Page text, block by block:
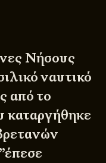
Νήσους
ναυτικό
από το
καταργήθηκε